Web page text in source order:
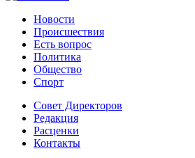
Новости
Происшествия
Есть вопрос
Политика
Общество
Спорт
Совет Директоров
Редакция
Расценки
Контакты